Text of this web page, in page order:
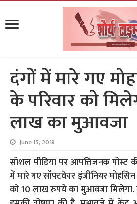
दंगों में मारे गए
के परिवार को
लाख का मुआवजा
June 15, 2018
सोशल मीडिया पर आपत्तिजनक पोस्ट
में मारे गए सॉफ्टवेयर इंजीनियर
को 10 लाख रुपये का मुआवजा मिलेगा.